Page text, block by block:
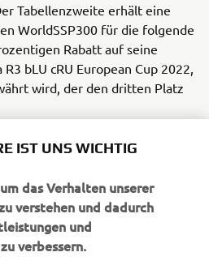
Tabellenzweite erhält eine
WorldSSP300 für die folgende
Rabatt auf seine
bLU cRU European Cup 2022,
wird, der den dritten Platz
Europacup-Kalender:
Italien
- Assen, Niederlande
Estoril, Portugal
- Misano, Italien
Park, UK
IST UNS WICHTIG
das Verhalten unserer
verstehen und dadurch
und
verbessern.